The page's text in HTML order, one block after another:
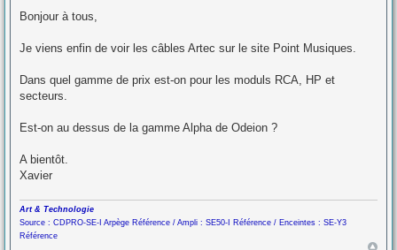
s
g
Bonjour à tous,
Je viens enfin de voir les câbles Artec sur le site Point Musiques.
Dans quel gamme de prix est-on pour les moduls RCA, HP et
secteurs.
Est-on au dessus de la gamme Alpha de Odeion ?
A bientôt.
Xavier
Art & Technologie
Source : CDPRO-SE-I Arpège Référence / Ampli : SE50-I Référence / Enceintes : SE-Y3
Référence